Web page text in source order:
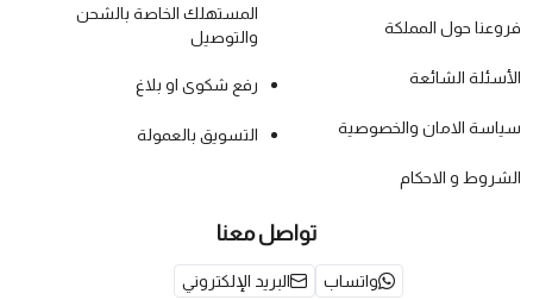
فروعنا حول المملكة
الأسئلة الشائعة
سياسة الامان والخصوصية
الشروط و الاحكام
المستهلك الخاصة بالشحن
والتوصيل
رفع شكوى او بلاغ
التسويق بالعمولة
تواصل معنا
واتساب البريد الإلكتروني